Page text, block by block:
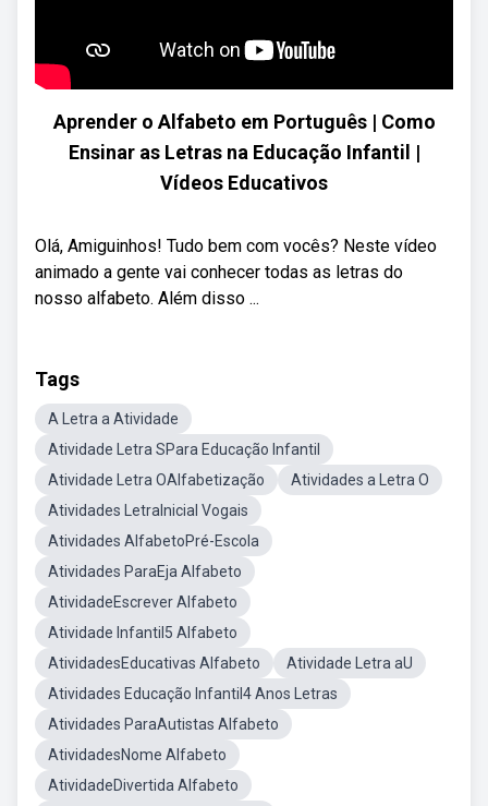
Aprender o Alfabeto em Português | Como
Ensinar as Letras na Educação Infantil |
Vídeos Educativos
Olá, Amiguinhos! Tudo bem com vocês? Neste vídeo
animado a gente vai conhecer todas as letras do
nosso alfabeto. Além disso ...
Tags
A Letra a Atividade
Atividade Letra SPara Educação Infantil
Atividade Letra OAlfabetização
Atividades a Letra O
Atividades LetraInicial Vogais
Atividades AlfabetoPré-Escola
Atividades ParaEja Alfabeto
AtividadeEscrever Alfabeto
Atividade Infantil5 Alfabeto
AtividadesEducativas Alfabeto
Atividade Letra aU
Atividades Educação Infantil4 Anos Letras
Atividades ParaAutistas Alfabeto
AtividadesNome Alfabeto
AtividadeDivertida Alfabeto